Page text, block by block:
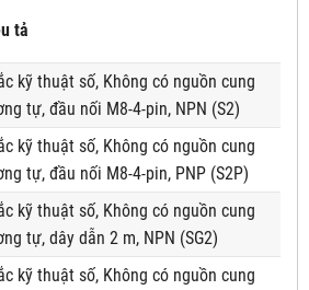
tả
kỹ thuật số, Không có nguồn cung
tự, đầu nối M8-4-pin, NPN (S2)
kỹ thuật số, Không có nguồn cung
tự, đầu nối M8-4-pin, PNP (S2P)
kỹ thuật số, Không có nguồn cung
tự, dây dẫn 2 m, NPN (SG2)
kỹ thuật số, Không có nguồn cung